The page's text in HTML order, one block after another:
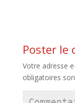
Poster le
Votre adresse
obligatoires